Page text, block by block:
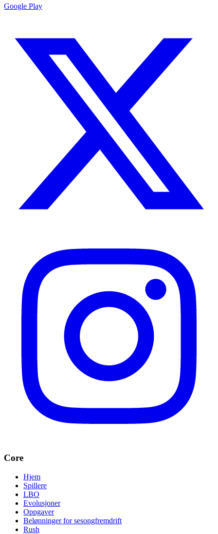
Google Play
Core
Hjem
Spillere
LBO
Evolusjoner
Oppgaver
Belønninger for sesongfremdrift
Rush